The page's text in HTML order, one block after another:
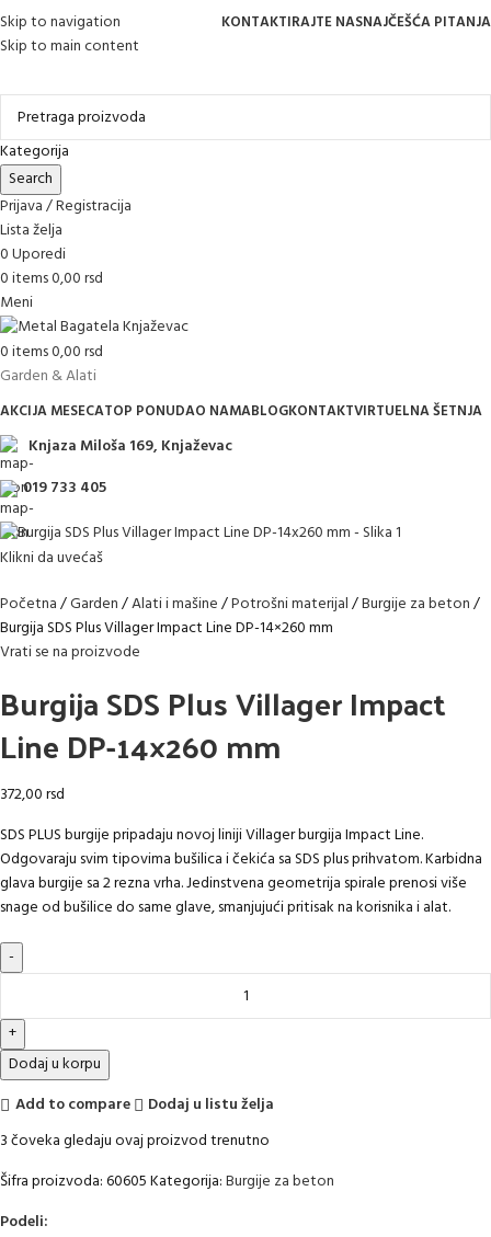
Skip to navigation
Skip to main content
KONTAKTIRAJTE NASNAJČEŠĆA PITANJA
Online kupovina, vaša nova rutina!
Kategorija
Search
Prijava / Registracija
Lista želja
0Uporedi
0items0,00rsd
Meni
0items0,00rsd
Garden & Alati
AKCIJA MESECATOP PONUDAO NAMABLOGKONTAKTVIRTUELNA ŠETNJA
Knjaza Miloša 169, Knjaževac
019 733 405
Klikni da uvećaš
Početna Garden Alati i mašine Potrošni materijal Burgije za beton
Burgija SDS Plus Villager Impact Line DP-14×260 mm
Vrati se na proizvode
Burgija SDS Plus Villager Impact
Line DP-14×260 mm
372,00rsd
SDS PLUS burgije pripadaju novoj liniji Villager burgija Impact Line.
Odgovaraju svim tipovima bušilica i čekića sa SDS plus prihvatom. Karbidna
glava burgije sa 2 rezna vrha. Jedinstvena geometrija spirale prenosi više
snage od bušilice do same glave, smanjujući pritisak na korisnika i alat.
Dodaj u korpu
Add to compare
Dodaj u listu želja
3čoveka gledaju ovaj proizvod trenutno
Šifra proizvoda:60605Kategorija:Burgije za beton
Podeli: